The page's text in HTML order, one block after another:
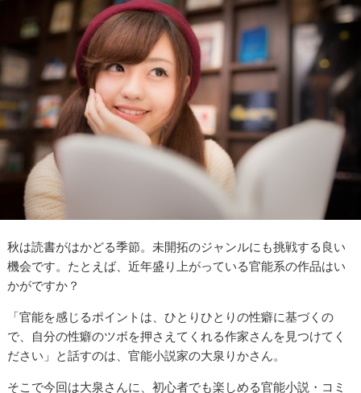
秋は読書がはかどる季節。未開拓のジャンルにも挑戦する良い
機会です。たとえば、近年盛り上がっている官能系の作品はい
かがですか？
「官能を感じるポイントは、ひとりひとりの性癖に基づくの
で、自分の性癖のツボを押さえてくれる作家さんを見つけてく
ださい」と話すのは、官能小説家の大泉りかさん。
そこで今回は大泉さんに、初心者でも楽しめる官能小説・コミ